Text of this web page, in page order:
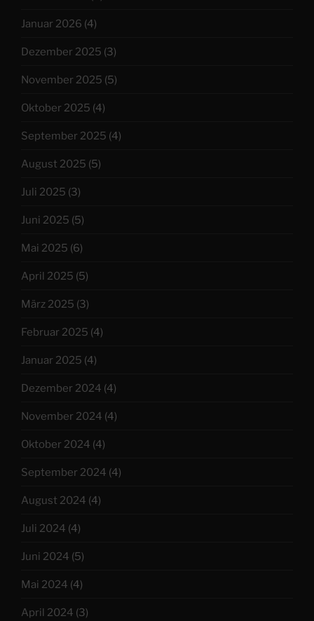
Januar 2026 (4)
Dezember 2025 (3)
November 2025 (5)
Oktober 2025 (4)
September 2025 (4)
August 2025 (5)
Juli 2025 (3)
Juni 2025 (5)
Mai 2025 (6)
April 2025 (5)
März 2025 (3)
Februar 2025 (4)
Januar 2025 (4)
Dezember 2024 (4)
November 2024 (4)
Oktober 2024 (4)
September 2024 (4)
August 2024 (4)
Juli 2024 (4)
Juni 2024 (5)
Mai 2024 (4)
April 2024 (3)